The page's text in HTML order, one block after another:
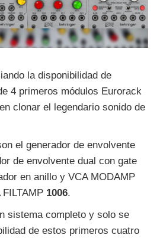
la disponibilidad de
4 primeros módulos Eurorack
clonar el legendario sonido de
el generador de envolvente
de envolvente dual con gate
en anillo y VCA MODAMP
1006.
sistema completo y solo se
de estos primeros cuatro